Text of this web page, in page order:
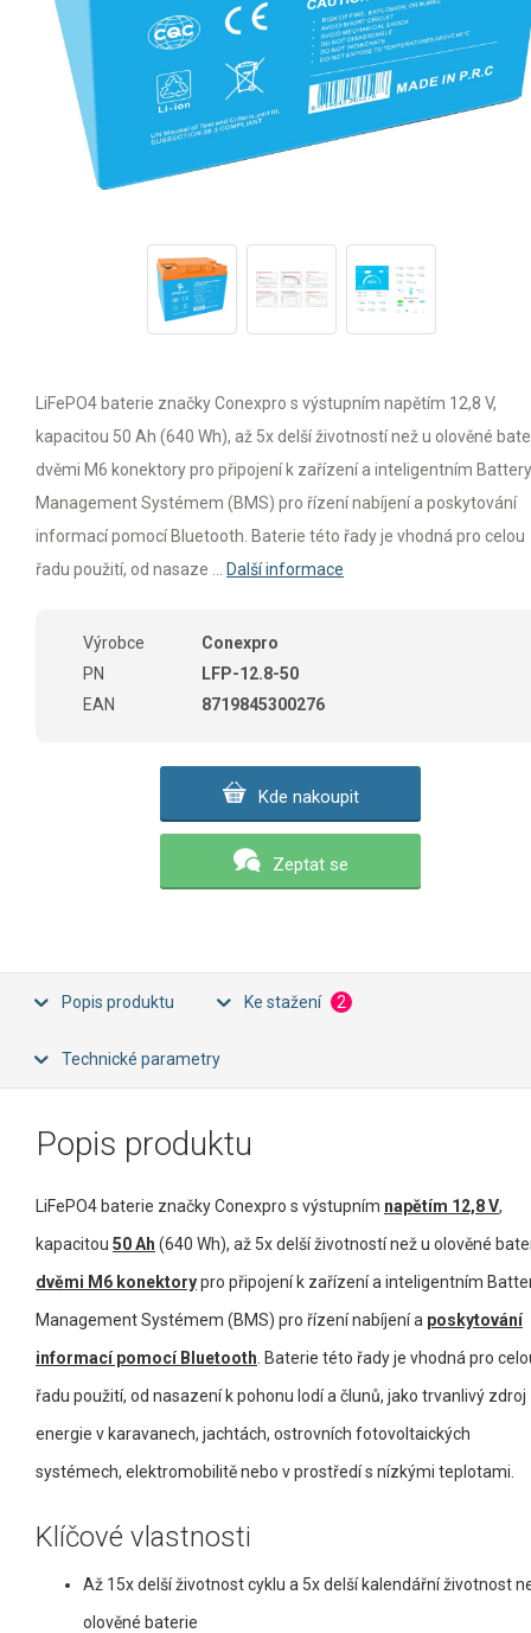
LiFePO4 baterie značky Conexpro s výstupním napětím 12,8 V,
kapacitou 50 Ah (640 Wh), až 5x delší životností než u olověné
dvěmi M6 konektory pro připojení k zařízení a inteligentním Battery
Management Systémem (BMS) pro řízení nabíjení a poskytování
informací pomocí Bluetooth. Baterie této řady je vhodná pro celou
řadu použití, od nasaze ...
Další informace
Výrobce
Conexpro
PN
LFP-12.8-50
EAN
8719845300276
Kde nakoupit
Zeptat se
Popis produktu Ke stažení 2
Technické parametry
Popis produktu
LiFePO4 baterie značky Conexpro s výstupním napětím 12,8 V,
kapacitou 50 Ah (640 Wh), až 5x delší životností než u olověné
dvěmi M6 konektorypro připojení k zařízení a inteligentním
Management Systémem (BMS) pro řízení nabíjení a poskytování
informací pomocí Bluetooth . Baterie této řady je vhodná pro
řadu použití, od nasazení k pohonu lodí a člunů, jako trvanlivý zdroj
energie v karavanech, jachtách, ostrovních fotovoltaických
systémech, elektromobilitě nebo v prostředí s nízkými teplotami.
Klíčové vlastnosti
Až 15x delší životnost cyklu a 5x delší kalendářní životnost
olověné baterie